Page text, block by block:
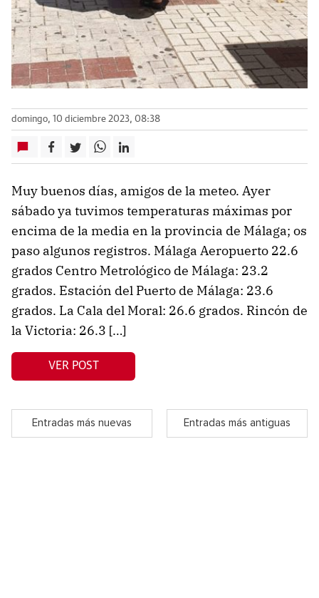
domingo, 10 diciembre 2023, 08:38
Muy buenos días, amigos de la meteo. Ayer
sábado ya tuvimos temperaturas máximas por
encima de la media en la provincia de Málaga; os
paso algunos registros. Málaga Aeropuerto 22.6
grados Centro Metrológico de Málaga: 23.2
grados. Estación del Puerto de Málaga: 23.6
grados. La Cala del Moral: 26.6 grados. Rincón de
la Victoria: 26.3 […]
VER POST
Entradas más nuevas Entradas más antiguas